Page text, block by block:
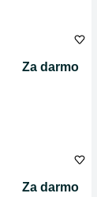
Za darmo
Za darmo